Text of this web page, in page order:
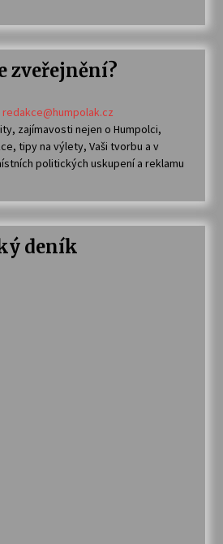
zveřejnění?
redakce@humpolak.cz
zajímavosti nejen o Humpolci,
tipy na výlety, Vaši tvorbu a v
politických uskupení a reklamu
deník